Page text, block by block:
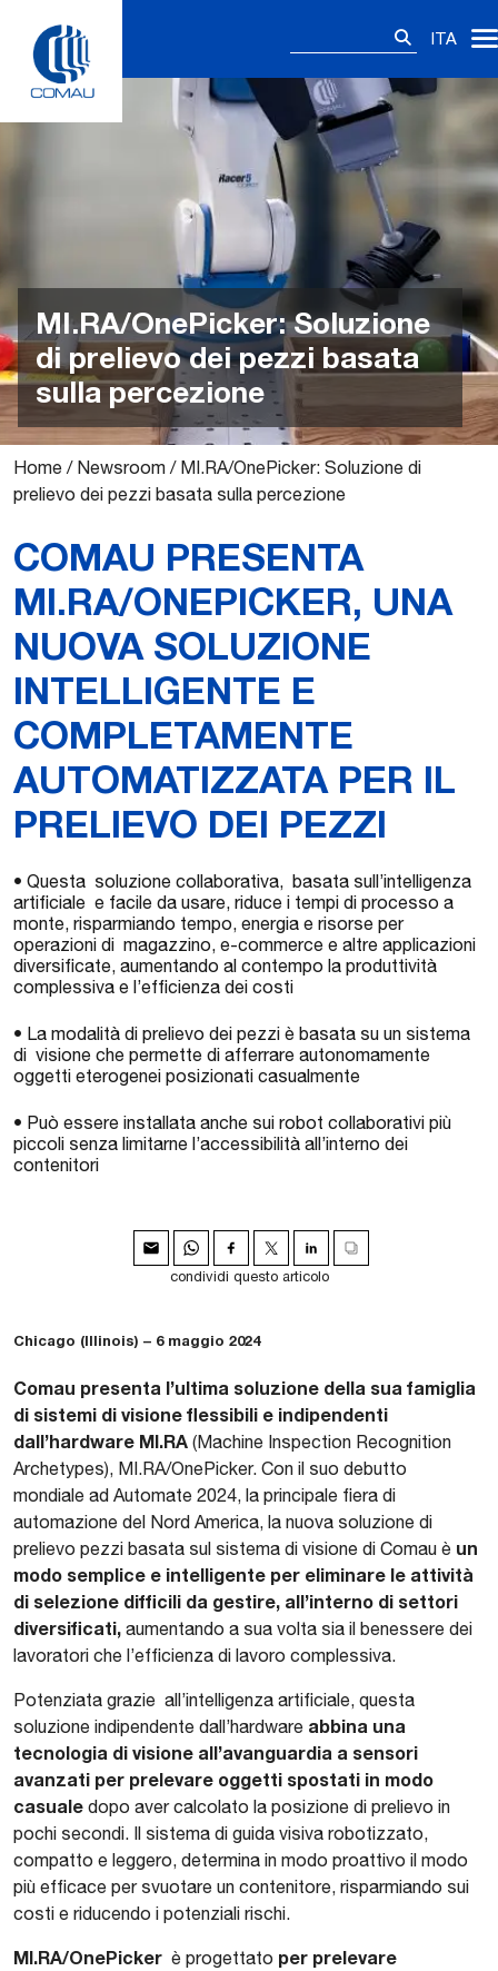
content
ITA
MI.RA/OnePicker: Soluzione
di prelievo dei pezzi basata
sulla percezione
Home / Newsroom / MI.RA/OnePicker: Soluzione di
prelievo dei pezzi basata sulla percezione
COMAU PRESENTA
MI.RA/ONEPICKER, UNA
NUOVA SOLUZIONE
INTELLIGENTE E
COMPLETAMENTE
AUTOMATIZZATA PER IL
PRELIEVO DEI PEZZI
• Questa soluzione collaborativa, basata sull’intelligenza
artificiale e facile da usare, riduce i tempi di processo a
monte, risparmiando tempo, energia e risorse per
operazioni di magazzino, e-commerce e altre applicazioni
diversificate, aumentando al contempo la produttività
complessiva e l’efficienza dei costi
• La modalità di prelievo dei pezzi è basata su un sistema
di visione che permette di afferrare autonomamente
oggetti eterogenei posizionati casualmente
• Può essere installata anche sui robot collaborativi più
piccoli senza limitarne l’accessibilità all’interno dei
contenitori
condividi questo articolo
Chicago (Illinois) – 6 maggio 2024
Comau presenta l’ultima soluzione della sua famiglia
di sistemi di visione flessibili e indipendenti
dall’hardware MI.RA (Machine Inspection Recognition
Archetypes), MI.RA/OnePicker. Con il suo debutto
mondiale ad Automate 2024, la principale fiera di
automazione del Nord America, la nuova soluzione di
prelievo pezzi basata sul sistema di visione di Comau è un
modo semplice e intelligente per eliminare le attività
di selezione difficili da gestire, all’interno di settori
diversificati, aumentando a sua volta sia il benessere dei
lavoratori che l’efficienza di lavoro complessiva.
Potenziata grazie all’intelligenza artificiale, questa
soluzione indipendente dall’hardware abbina una
tecnologia di visione all’avanguardia a sensori
avanzati per prelevare oggetti spostati in modo
casuale dopo aver calcolato la posizione di prelievo in
pochi secondi. Il sistema di guida visiva robotizzato,
compatto e leggero, determina in modo proattivo il modo
più efficace per svuotare un contenitore, risparmiando sui
costi e riducendo i potenziali rischi.
MI.RA/OnePicker è progettato per prelevare